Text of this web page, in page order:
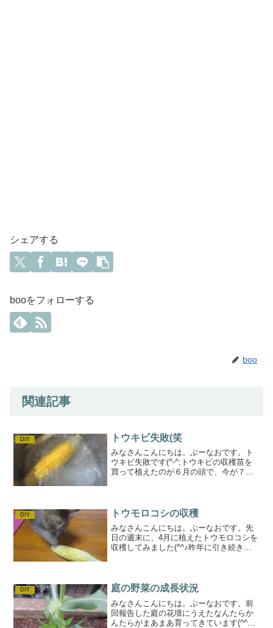
シェアする
booをフォローする
boo
関連記事
DIY トウキビ失敗(笑
みなさんこんにちは。ぶーなおです。ト
ウキビ失敗です(^-^;トウキビの収穫苗を
買って植えたのが６月の頭で、今が７月
こんな感じ奥側の...
DIY トウモロコシの収穫
みなさんこんにちは。ぶーなおです。先
日の週末に、4月に植えたトウモロコシを
収穫してみました(^^♪昨年に引き続き、
で購入しまし...
DIY 庭の野菜の成長状況
みなさんこんにちは。ぶーなおです。前
回報告した庭の花壇にうえたなんたらか
んたらがまあまあ育ってきています(^^♪